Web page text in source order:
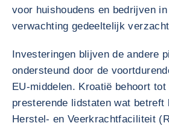
voor huishoudens en bedrijven
verwachting gedeeltelijk
Investeringen blijven de andere
ondersteund door de
EU-middelen. Kroatië behoort tot
presterende lidstaten wat betreft
Herstel- en Veerkrachtfaciliteit